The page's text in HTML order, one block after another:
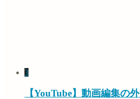
3
【YouTube】動画編集の